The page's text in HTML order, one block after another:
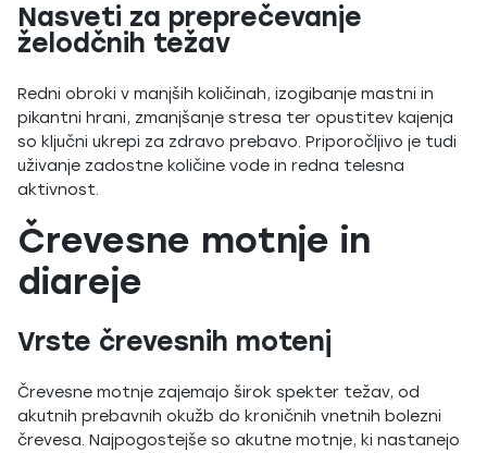
Nasveti za preprečevanje
želodčnih težav
Redni obroki v manjših količinah, izogibanje mastni in
pikantni hrani, zmanjšanje stresa ter opustitev kajenja
so ključni ukrepi za zdravo prebavo. Priporočljivo je tudi
uživanje zadostne količine vode in redna telesna
aktivnost.
Črevesne motnje in
diareje
Vrste črevesnih motenj
Črevesne motnje zajemajo širok spekter težav, od
akutnih prebavnih okužb do kroničnih vnetnih bolezni
črevesa. Najpogostejše so akutne motnje, ki nastanejo